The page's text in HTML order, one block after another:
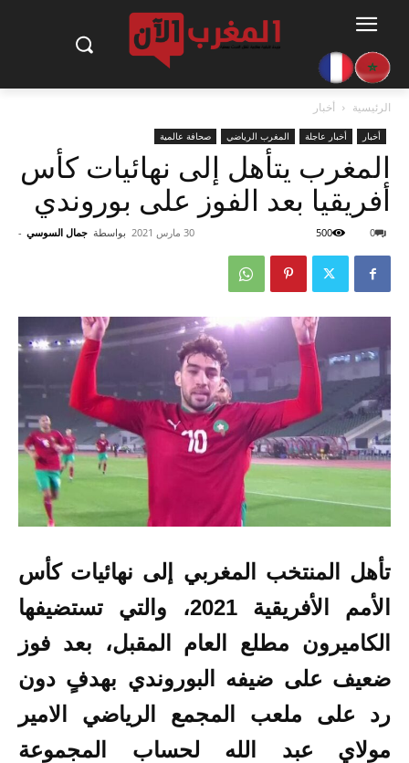
الرئيسية أخبار
أخبار أخبار عاجلة المغرب الرياضي صحافة عالمية
المغرب يتأهل إلى نهائيات كأس
أفريقيا بعد الفوز على بوروندي
بواسطة جمال السوسي - 30 مارس 2021 0
500
تأهل المنتخب المغربي إلى نهائياتكأس
الأمم الأفريقية 2021
، والتي تستضيفها
الكاميرون مطلع العام المقبل، بعد فوز
ضعيف على ضيفه البوروندي بهدفٍ دون
رد على ملعب المجمع الرياضي الامير
مولاي عبد الله لحساب المجموعة